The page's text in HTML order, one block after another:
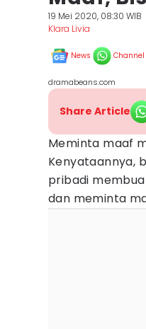
19 Mei 2020, 08:30 WIB
Klara Livia
News Channel
dramabeans.com
Share Article
Meminta maaf
Kenyataannya,
pribadi
dan meminta